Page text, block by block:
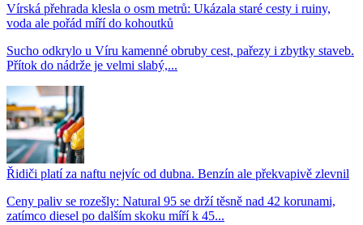
Vírská přehrada klesla o osm metrů: Ukázala staré cesty i ruiny,
voda ale pořád míří do kohoutků
Sucho odkrylo u Víru kamenné obruby cest, pařezy i zbytky staveb.
Přítok do nádrže je velmi slabý,...
Řidiči platí za naftu nejvíc od dubna. Benzín ale překvapivě zlevnil
Ceny paliv se rozešly: Natural 95 se drží těsně nad 42 korunami,
zatímco diesel po dalším skoku míří k 45...